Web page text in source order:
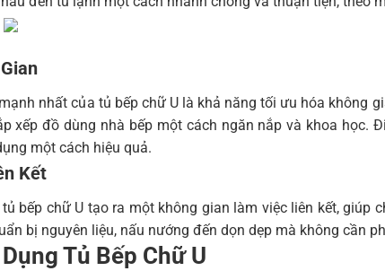
nhất của tủ bếp chữ U là khả năng tối ưu hóa không
xếp đồ dùng nhà bếp một cách ngăn nắp và khoa
một cách hiệu quả.
Kết
bếp chữ U tạo ra một không gian làm việc liên kết,
bị nguyên liệu, nấu nướng đến dọn dẹp mà không cần
Tủ Bếp Chữ U